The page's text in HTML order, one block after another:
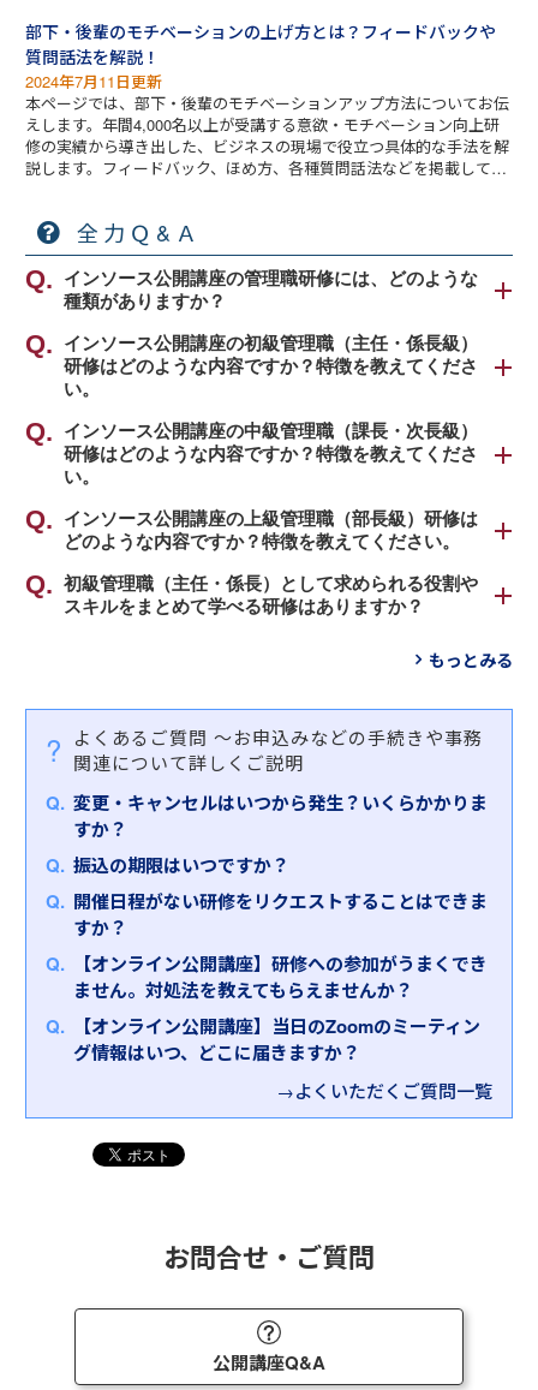
部下・後輩のモチベーションの上げ方とは？フィードバックや
質問話法を解説！
2024年7月11日更新
本ページでは、部下・後輩のモチベーションアップ方法についてお伝
えします。年間4,000名以上が受講する意欲・モチベーション向上研
修の実績から導き出した、ビジネスの現場で役立つ具体的な手法を解
説します。フィードバック、ほめ方、各種質問話法などを掲載してい
全力Ｑ&Ａ
インソース公開講座の管理職研修には、どのような
種類がありますか？
インソースでは、求められる役割に応じて管理職の
階層をさらに細分化して、下記のように区分して考
えております。
・初級管理職（主任・係長級）
・中級管理職（課長・次長級）
・上級管理職（部長級）
それぞれの階層にとって最適な役割認識の研修に加
え、管理職として一貫して必要な共通スキル系の研
修など、部下・後輩指導から組織づくりまで幅広い
インソース公開講座の初級管理職（主任・係長級）
研修はどのような内容ですか？特徴を教えてくださ
い。
弊社公開講座の初級管理職（主任・係長級）研修
は、
「プレイヤーからマネージャーへ意識転換し、チー
ムをまとめ、部下一人ひとりを育成しつつ、成果を
あげる」
をテーマとして、幅広い内容のプログラムをご用意
しております。
①役割認識、総合的に求められるスキル（マネジメ
②リーダーシップ
③部下とのコミュニケーション、モチベーション管
理
④部下指導（コーチング、１対１面談）
⑤業務管理
⑥業務改善
⑦メンタルヘルス、ハラスメント
⑧交渉・調整力
インソース公開講座の中級管理職（課長・次長級）
研修はどのような内容ですか？特徴を教えてくださ
い。
弊社公開講座の中級管理職（課長・次長級）研修
は、
「経営陣のビジョン・方針をどのように実現するか
を考え、課のミッションとして実行する」
類をテーマとして、幅広い内容のプログラムをご用
①役割認識、総合的に求められるスキル（組織、業
務、人のマネジメント）
③人材マネジメント、部下指導（コーチング、１対
１面談）
④評価、目標管理
⑤部下とのコミュニケーション、モチベーション管
理
⑥生産性向上
⑦リスクマネジメント
⑧労務管理、安全衛生管理
⑨メンタルヘルス、ハラスメント
⑩交渉・調整力
インソース公開講座の上級管理職（部長級）研修は
どのような内容ですか？特徴を教えてください。
弊社公開講座の上級管理職（部長級）研修は、
「経営判断をサポートする役割を担い、現場に方針
をテーマとして、幅広い内容のプログラムをご用意
しております。
①役割認識、総合的に求められるスキル（部の変
革、組織設計、経営戦略）
③人材マネジメント
④評価、目標管理
⑤経営戦略、事業計画
初級管理職（主任・係長）として求められる役割や
スキルをまとめて学べる研修はありますか？
段取り研修～管理職としての基本的マネジメント
本研修では、プレイヤーからマネージャーとしての
役割変更に伴う「組織俯瞰的な視点」「リスク・問
題の未然把握・防止」の役割など求められる役割期
また、成果をあげる管理職に必要な３つのマネジメ
ントスキル（部下指導・育成力、業務管理力、リス
ク管理力）を習得していただきます。
また、「プレイングマネージャー研修～時間・チー
ム・リスクをマネジメントし、走りながら成果を出
す
」もおすすめです。
多忙なプレイングマネージャーの皆様は、自らの業
務ややるべきことの多さから、つい指導がおろそか
になったり、リスクを予見できなかったりと様々な
秀であればあるほど、「自分でやった方が早い」の
悪循環に陥る傾向があります。
本研修は、多忙なプレイングマネージャーの皆様
裕がない」「業務チェックの効率が悪い」といった
トについて学んでいただきます。
その他、現場業務のマネジメント方法に主眼を置い
もっとみる
よくあるご質問 ～お申込みなどの手続きや事務
関連について詳しくご説明
変更・キャンセルはいつから発生？いくらかかりま
すか？
振込の期限はいつですか？
開催日程がない研修をリクエストすることはできま
すか？
【オンライン公開講座】研修への参加がうまくでき
ません。対処法を教えてもらえませんか？
【オンライン公開講座】当日のZoomのミーティン
グ情報はいつ、どこに届きますか？
→よくいただくご質問一覧
お問合せ・ご質問
公開講座Q&A